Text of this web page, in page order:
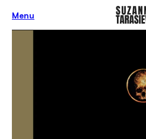
Menu